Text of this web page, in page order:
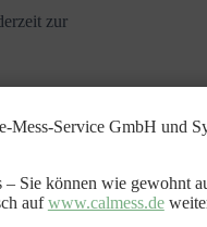
zur
erstellen
Mess-Service GmbH und
– Sie können wie gewohnt
aufwww.calmess.de